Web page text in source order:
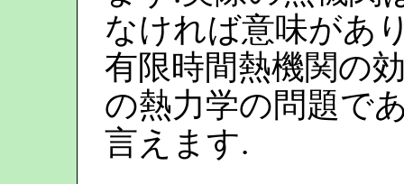
なければ意味があ
有限時間熱機関の
の熱力学の問題で
言えます.